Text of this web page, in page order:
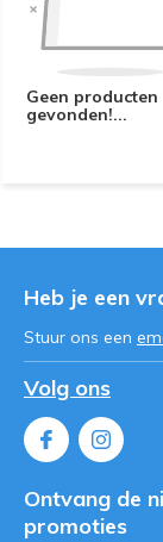
Geen producten
gevonden!...
Heb je een
Stuur ons een
Volg ons
Ontvang de
promoties